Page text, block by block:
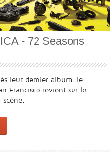
- 72 Seasons
leur dernier album, le
Francisco revient sur le